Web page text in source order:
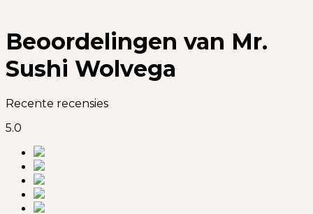
Beoordelingen van Mr.
Sushi Wolvega
Recente recensies
5.0